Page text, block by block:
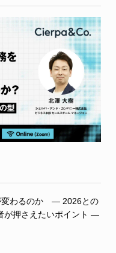
変わるのか ― 2026との
が押さえたいポイント ―